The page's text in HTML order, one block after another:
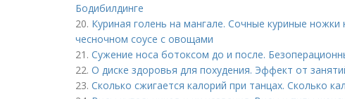
Бодибилдинге
20. Куриная голень на мангале. Сочные куриные ножки
чесночном соусе с овощами
21. Сужение носа ботоксом до и после.
22. О диске здоровья для похудения. Эффект от
23. Сколько сжигается калорий при танцах. Сколько